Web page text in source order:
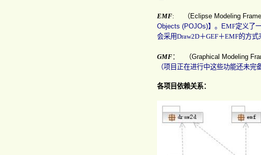
EMF: （ Eclipse Modeling
Objects (POJOs)】。 EMF定义了
会采用Draw2D＋GEF＋EMF的方式
GMF： （Graphical Modeling
（项目正在进行中这些功能还未
各项目依赖关系：